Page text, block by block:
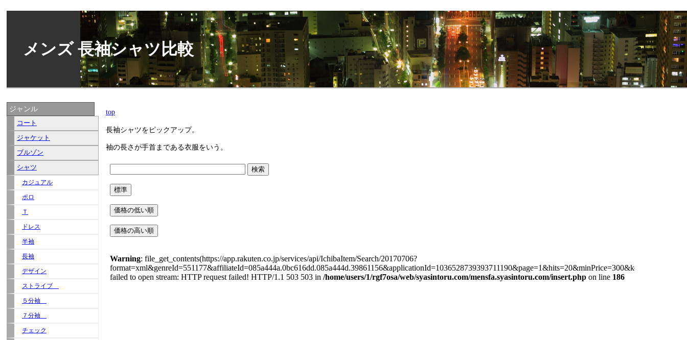
メンズ 長袖シャツ比較
top
長袖シャツをピックアップ。
袖の長さが手首まである衣服をいう。
ジャンル
コート
ジャケット
ブルゾン
シャツ
カジュアル
ポロ
Ｔ
ドレス
半袖
長袖
デザイン
ストライブ
５分袖
７分袖
チェック